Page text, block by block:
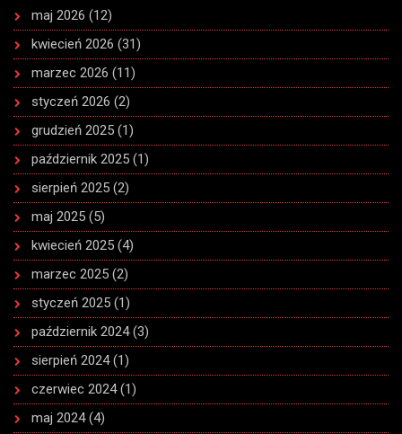
maj 2026 (12)
kwiecień 2026 (31)
marzec 2026 (11)
styczeń 2026 (2)
grudzień 2025 (1)
październik 2025 (1)
sierpień 2025 (2)
maj 2025 (5)
kwiecień 2025 (4)
marzec 2025 (2)
styczeń 2025 (1)
październik 2024(3)
sierpień 2024(1)
czerwiec 2024(1)
maj 2024(4)